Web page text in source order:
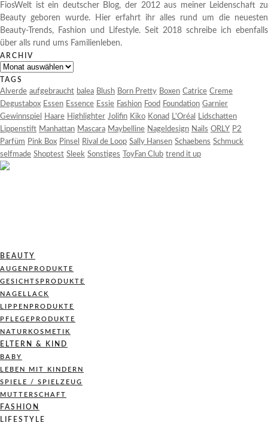
FiosWelt ist ein deutscher Blog, der 2012 aus meiner Leidenschaft zu
Beauty geboren wurde. Hier erfahrt ihr alles rund um die neuesten
Beauty-Trends, Fashion und Lifestyle. Seit 2018 schreibe ich ebenfalls
über alls rund ums Familienleben.
ARCHIV
Archiv
TAGS
Alverde aufgebraucht balea Blush Born Pretty Boxen Catrice Creme
Degustabox Essen Essence Essie Fashion Food Foundation Garnier
Gewinnspiel
Haare Highlighter Jolifin Kiko Konad L'Oréal
Lidschatten
Lippenstift Manhattan Mascara Maybelline Nageldesign Nails ORLY P2
Parfüm Pink Box Pinsel Rival de Loop Sally Hansen Schaebens Schmuck
selfmade Shoptest Sleek Sonstiges ToyFan Club trend it up
BEAUTY
AUGENPRODUKTE
GESICHTSPRODUKTE
NAGELLACK
LIPPENPRODUKTE
PFLEGEPRODUKTE
NATURKOSMETIK
ELTERN & KIND
BABY
LEBEN MIT KINDERN
SPIELE / SPIELZEUG
MUTTERSCHAFT
FASHION
LIFESTYLE